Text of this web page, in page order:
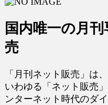
国内唯一の月
売
「月刊ネット販売」は
いわゆる「ネット販売
ンターネット時代のダ